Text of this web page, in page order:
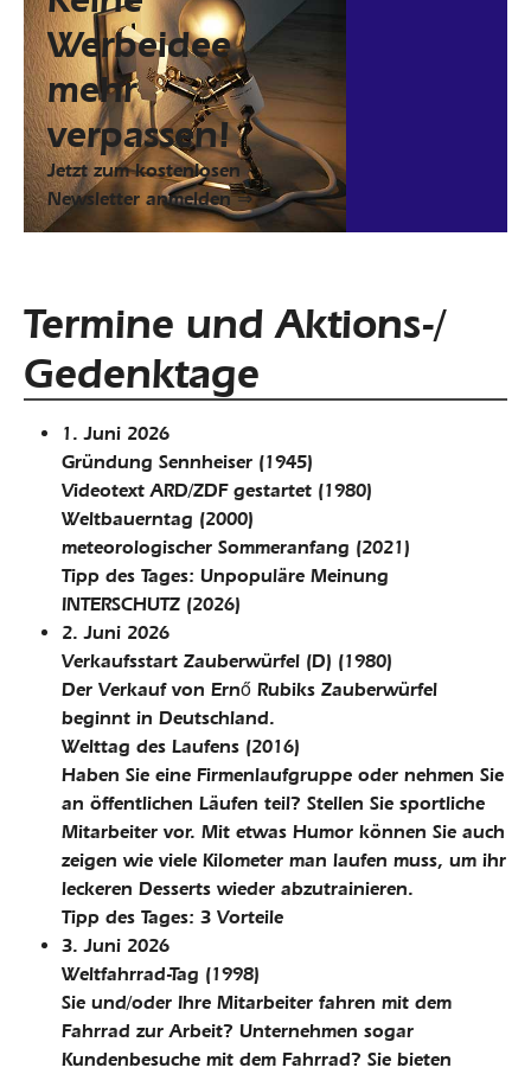
Werbeidee
mehr
verpassen!
Jetzt zum kostenlosen
Newsletter anmelden ⇒
Termine und Aktions-/
Gedenktage
1. Juni 2026
Gründung Sennheiser (1945)
Videotext ARD/ZDF gestartet (1980)
Weltbauerntag (2000)
meteorologischer Sommeranfang (2021)
Tipp des Tages: Unpopuläre Meinung
INTERSCHUTZ (2026)
2. Juni 2026
Verkaufsstart Zauberwürfel (D) (1980)
Der Verkauf von Ernő Rubiks Zauberwürfel
beginnt in Deutschland.
Welttag des Laufens (2016)
Haben Sie eine Firmenlaufgruppe oder nehmen Sie
an öffentlichen Läufen teil? Stellen Sie sportliche
Mitarbeiter vor. Mit etwas Humor können Sie auch
zeigen wie viele Kilometer man laufen muss, um ihr
leckeren Desserts wieder abzutrainieren.
Tipp des Tages: 3 Vorteile
3. Juni 2026
Weltfahrrad-Tag (1998)
Sie und/oder Ihre Mitarbeiter fahren mit dem
Fahrrad zur Arbeit? Unternehmen sogar
Kundenbesuche mit dem Fahrrad? Sie bieten